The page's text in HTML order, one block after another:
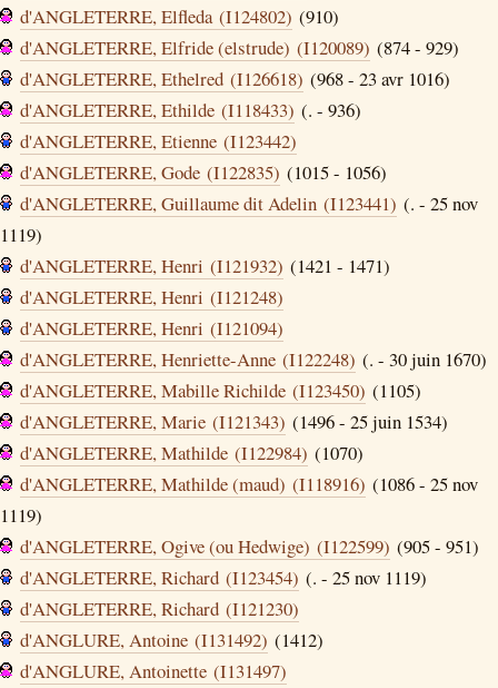
d'ANGLETERRE, Elfleda (I124802) (910)
d'ANGLETERRE, Elfride (elstrude) (I120089) (874 - 929)
d'ANGLETERRE, Ethelred (I126618) (968 - 23 avr 1016)
d'ANGLETERRE, Ethilde (I118433) (. - 936)
d'ANGLETERRE, Etienne (I123442)
d'ANGLETERRE, Gode (I122835) (1015 - 1056)
d'ANGLETERRE, Guillaume dit Adelin (I123441) (. - 25 nov
1119)
d'ANGLETERRE, Henri (I121932) (1421 - 1471)
d'ANGLETERRE, Henri (I121248)
d'ANGLETERRE, Henri (I121094)
d'ANGLETERRE, Henriette-Anne (I122248) (. - 30 juin 1670)
d'ANGLETERRE, Mabille Richilde (I123450) (1105)
d'ANGLETERRE, Marie (I121343) (1496 - 25 juin 1534)
d'ANGLETERRE, Mathilde (I122984) (1070)
d'ANGLETERRE, Mathilde (maud) (I118916) (1086 - 25 nov
1119)
d'ANGLETERRE, Ogive (ou Hedwige) (I122599) (905 - 951)
d'ANGLETERRE, Richard (I123454) (. - 25 nov 1119)
d'ANGLETERRE, Richard (I121230)
d'ANGLURE, Antoine (I131492) (1412)
d'ANGLURE, Antoinette (I131497)